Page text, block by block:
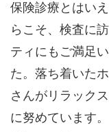
保険診療とはい
らこそ、検査に
ティにもご満足
た。落ち着いた
さんがリラック
に努めています。